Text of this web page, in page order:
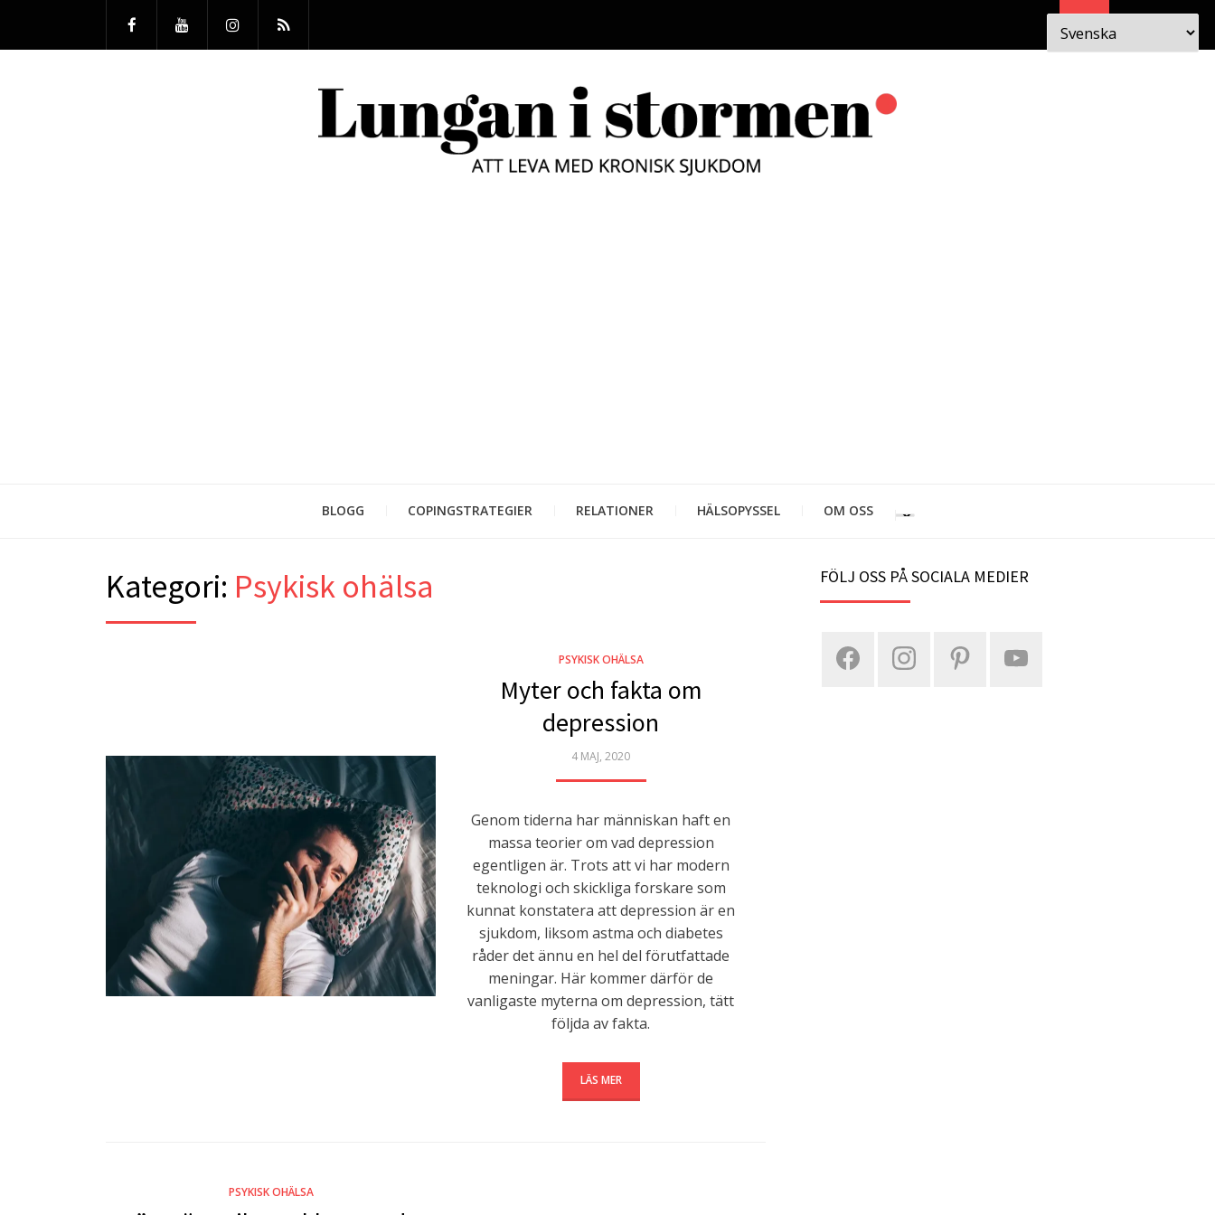
Sök
BLOGG COPINGSTRATEGIER RELATIONER HÄLSOPYSSEL OM OSS
Kategori: Psykisk ohälsa
PSYKISK OHÄLSA
Myter och fakta om
depression
POSTED
4 MAJ, 2020
Genom tiderna har människan haft en
massa teorier om vad depression
egentligen är. Trots att vi har modern
teknologi och skickliga forskare som
kunnat konstatera att depression är en
sjukdom, liksom astma och diabetes
råder det ännu en hel del förutfattade
meningar. Här kommer därför de
vanligaste myterna om depression, tätt
följda av fakta.
LÄS MER
PSYKISK OHÄLSA
FÖLJ OSS PÅ SOCIALA MEDIER